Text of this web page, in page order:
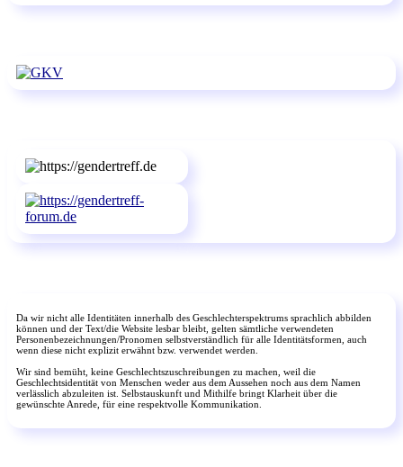
Da wir nicht alle Identitäten innerhalb des Geschlechterspektrums sprachlich abbilden
können und der Text/die Website lesbar bleibt, gelten sämtliche verwendeten
Personenbezeichnungen/Pronomen selbstverständlich für alle Identitätsformen, auch
wenn diese nicht explizit erwähnt bzw. verwendet werden.
Wir sind bemüht, keine Geschlechtszuschreibungen zu machen, weil die
Geschlechtsidentität von Menschen weder aus dem Aussehen noch aus dem Namen
verlässlich abzuleiten ist. Selbstauskunft und Mithilfe bringt Klarheit über die
gewünschte Anrede, für eine respektvolle Kommunikation.